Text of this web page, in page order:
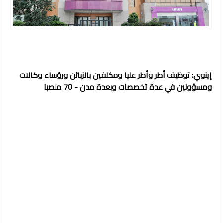
إينوي: توظيف أطر وأطر عليا ومكلفين بالزبائن ورؤساء وكالات
ومسؤولين في عدة تخصصات وبعدة مدن - 70 منصبا